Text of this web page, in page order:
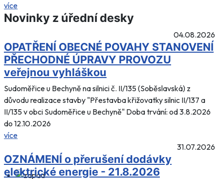
více
Novinky z úřední desky
04.08.2026
OPATŘENÍ OBECNÉ POVAHY STANOVENÍ
PŘECHODNÉ ÚPRAVY PROVOZU
veřejnou vyhláškou
Sudoměřice u Bechyně na silnici č. II/135 (Soběslavská) z
důvodu realizace stavby "Přestavba křižovatky silnic II/137 a
II/135 v obci Sudoměřice u Bechyně" Doba trvání: od 3.8.2026
do 12.10.2026
více
31.07.2026
OZNÁMENÍ o přerušení dodávky
elektrické energie - 21.8.2026